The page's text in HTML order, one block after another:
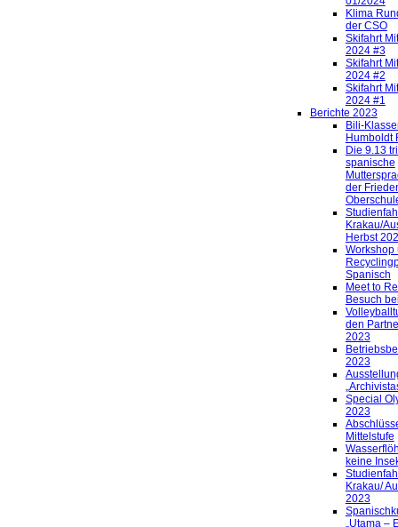
Klima
der CSO
Skifahrt
2024 #3
Skifahrt
2024 #2
Skifahrt
2024 #1
Berichte 2023
Bili-
Humboldt
Die 9.13
spanische
der
Krakau/
Herbst
Workshop
Spanisch
Meet to
Besuch
den
2023
2023
Special
2023
Mittelstufe
keine
Krakau/
2023
„Utama –